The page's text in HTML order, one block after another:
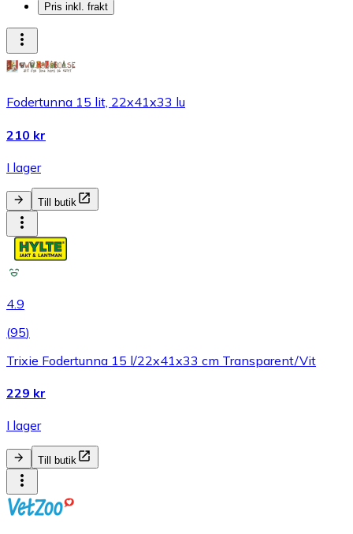
Pris inkl. frakt
Fodertunna 15 lit, 22x41x33 lu
210 kr
I lager
Till butik
4.9
(95)
Trixie Fodertunna 15 l/22x41x33 cm Transparent/Vit
229 kr
I lager
Till butik